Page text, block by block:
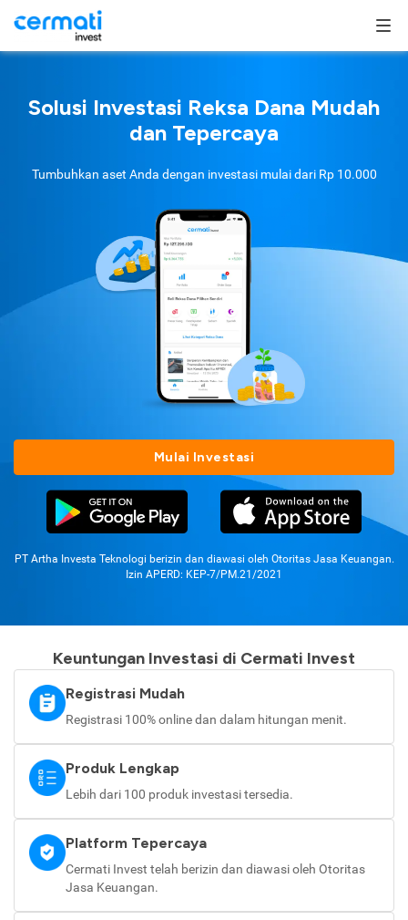
Solusi Investasi Reksa Dana Mudah
dan Tepercaya
Tumbuhkan aset Anda dengan investasi mulai dari Rp 10.000
Mulai Investasi
PT Artha Investa Teknologi berizin dan diawasi oleh Otoritas Jasa Keuangan.
Izin APERD: KEP-7/PM.21/2021
Keuntungan Investasi di Cermati Invest
Registrasi Mudah
Registrasi 100% online dan dalam hitungan menit.
Produk Lengkap
Lebih dari 100 produk investasi tersedia.
Platform Tepercaya
Cermati Invest telah berizin dan diawasi oleh Otoritas
Jasa Keuangan.